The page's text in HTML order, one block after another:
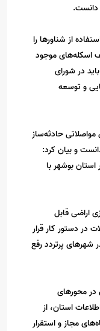
دانست.
از شناورها را
اسکله‌های موجود
در شورای
و توسعه
حادثه‌ساز
و بیان کرد:
بوشهر با
اراضی قابل
در دستور کار قرار
پرتردد رفع
در محورهای
استان، از
مجاز و استقرار